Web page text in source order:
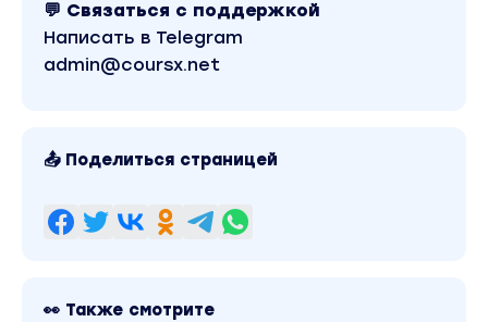
рублей. Обучающий курс входит в рубрику
«Инвестиции, Трейдинг, Криптовалюта». Другие
материалы автора «Федор Сидоров» можно
найти через поиск по сайту.
💬 Связаться с поддержкой
Написать в Telegram
admin@coursx.net
📤 Поделиться страницей
👀 Также смотрите